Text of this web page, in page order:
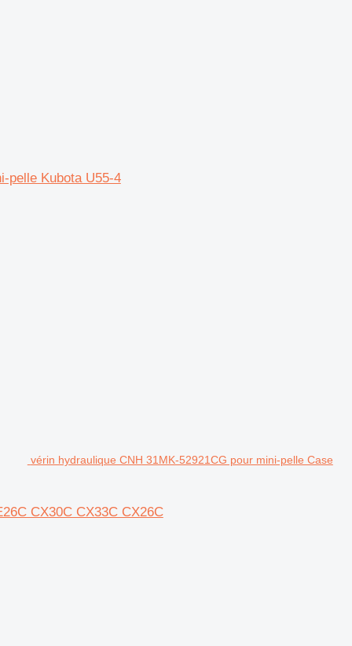
pelle Kubota U55-4
vérin hydraulique CNH 31MK-52921CG pour mini-pelle Case
CX30C CX33C CX26C